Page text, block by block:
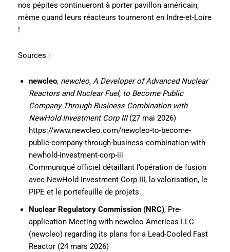
nos pépites continueront à porter pavillon américain,
même quand leurs réacteurs tourneront en Indre-et-Loire
!
Sources :
newcleo, newcleo, A Developer of Advanced Nuclear
Reactors and Nuclear Fuel, to Become Public
Company Through Business Combination with
NewHold Investment Corp III(27 mai 2026)
https://www.newcleo.com/newcleo-to-become-
public-company-through-business-combination-with-
newhold-investment-corp-iii
Communiqué officiel détaillant l’opération de fusion
avec NewHold Investment Corp III, la valorisation, le
PIPE et le portefeuille de projets.
Nuclear Regulatory Commission (NRC), Pre-
application Meeting with newcleo Americas LLC
(newcleo) regarding its plans for a Lead-Cooled Fast
Reactor (24 mars 2026)